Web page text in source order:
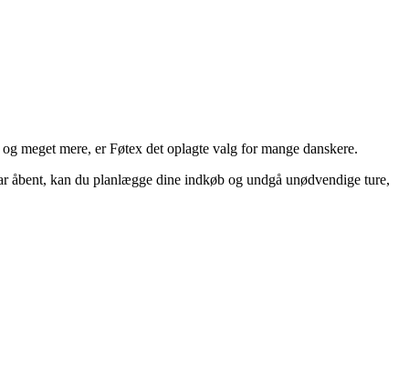
meget mere, er Føtex det oplagte valg for mange danskere.
åbent, kan du planlægge dine indkøb og undgå unødvendige ture,